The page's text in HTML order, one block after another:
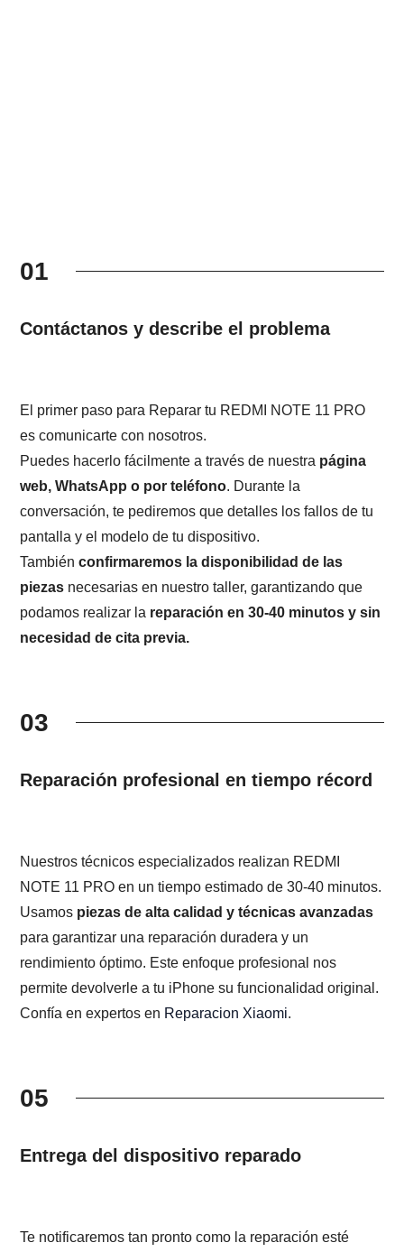
01
Contáctanos y describe el problema
El primer paso para Reparar tu REDMI NOTE 11 PRO
es comunicarte con nosotros.
Puedes hacerlo fácilmente a través de nuestra página
web, WhatsApp o por teléfono. Durante la
conversación, te pediremos que detalles los fallos de tu
pantalla y el modelo de tu dispositivo.
Tambiénconfirmaremos la disponibilidad de las
piezas necesarias en nuestro taller, garantizando que
podamos realizar la reparación en 30-40 minutos y sin
necesidad de cita previa.
03
Reparación profesional en tiempo récord
Nuestros técnicos especializados realizan REDMI
NOTE 11 PRO en un tiempo estimado de 30-40 minutos.
Usamos piezas de alta calidad y técnicas avanzadas
para garantizar una reparación duradera y un
rendimiento óptimo. Este enfoque profesional nos
permite devolverle a tu iPhone su funcionalidad original.
Confía en expertos en Reparacion Xiaomi.
05
Entrega del dispositivo reparado
Te notificaremos tan pronto como la reparación esté